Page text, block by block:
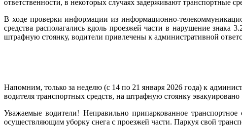
ответственности, в некоторых случаях задерживают транспортные
В ходе проверки информации из информационно-
средства располагались вдоль проезжей части в нарушение знака
штрафную стоянку, водители привлечены к административной
Напомним, только за неделю (с 14 по 21 января 2026 года) к
водителя транспортных средств, на штрафную стоянку эвакуировано
Уважаемые водители! Неправильно припаркованное
осуществляющим уборку снега с проезжей части. Паркуя свой